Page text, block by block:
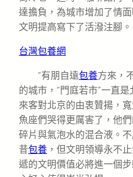
達擔負，為城市增加了情
文明提高寫下了活潑注腳。
台灣包養網
“有朋自遠包養方來，
的城市，“門庭若市”一直
來客對北京的由衷贊揚，
魚座們哭得更厲害了，他
碎片與氣泡水的混合液。
昔包養 ，但文明領導永不
遞的文明價值必將進一個